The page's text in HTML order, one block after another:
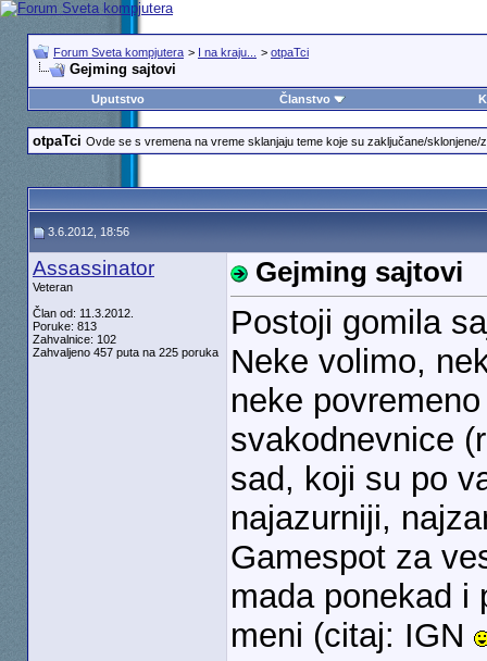
Forum Sveta kompjutera > I na kraju... > otpaTci
Gejming sajtovi
Uputstvo Članstvo
otpaTci Ovde se s vremena na vreme sklanjaju teme koje su zaključane/
3.6.2012, 18:56
Assassinator
Veteran
Član od: 11.3.2012.
Poruke: 813
Zahvalnice: 102
Zahvaljeno 457 puta na 225 poruka
Gejming sajtovi
Postoji gomila
Neke volimo,
neke
svakodnevnice
sad, koji su po
najazurniji,
Gamespot za
mada ponekad i
meni (citaj: IGN